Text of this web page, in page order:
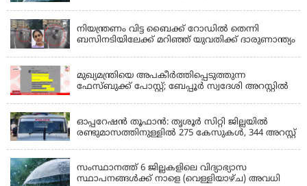
നിയന്ത്രണം വിട്ട ബൈക്ക് റോഡിൽ തെന്നി
ബസിനടിയിലേക്ക് മറിഞ്ഞ് യുവതിക്ക് ദാരുണാന്ത്യം
മുഖ്യമന്ത്രിയെ അപകീർത്തിപ്പെടുത്തുന്ന
ഫേസ്‌ബുക്ക് പോസ്റ്റ്; ബേപ്പൂർ സ്വദേശി അറസ്റ്റിൽ
ഓപ്പറേഷൻ തൂഫാൻ: തൃശൂർ സിറ്റി ജില്ലയിൽ
രണ്ടുമാസത്തിനുള്ളിൽ 275 കേസുകൾ, 344 അറസ്റ്റ്
സംസ്ഥാനത്ത് 6 ജില്ലകളിലെ വിദ്യാഭ്യാസ
സ്ഥാപനങ്ങൾക്ക് നാളെ (വെള്ളിയാഴ്ച) അവധി